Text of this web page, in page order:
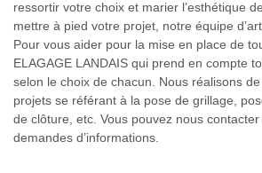
ressortir votre choix et marier l’esthétique
mettre à pied votre projet, notre équipe
Pour vous aider pour la mise en place de
ELAGAGE LANDAIS qui prend en compte
selon le choix de chacun. Nous réalisons
projets se référant à la pose de grillage,
de clôture, etc. Vous pouvez nous
demandes d’informations.